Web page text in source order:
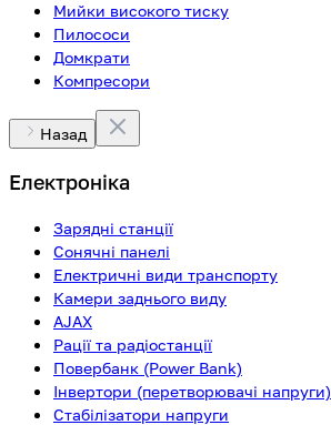
Мийки високого тиску
Пилососи
Домкрати
Компресори
Назад
Електроніка
Зарядні станції
Сонячні панелі
Електричні види транспорту
Камери заднього виду
AJAX
Рації та радіостанції
Повербанк (Power Bank)
Інвертори (перетворювачі напруги)
Стабілізатори напруги